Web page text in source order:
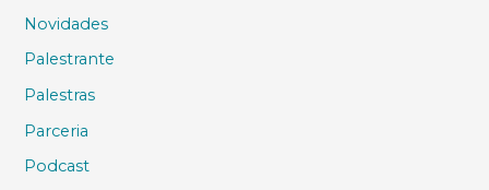
Novidades
Palestrante
Palestras
Parceria
Podcast